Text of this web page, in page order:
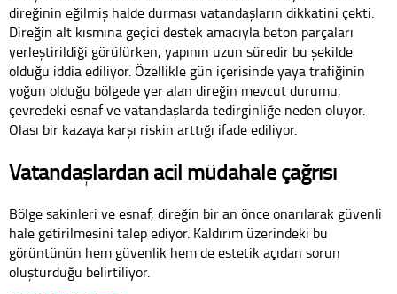
direğinin eğilmiş halde durması vatandaşların dikkatini çekti.
Direğin alt kısmına geçici destek amacıyla beton parçaları
yerleştirildiği görülürken, yapının uzun süredir bu şekilde
olduğu iddia ediliyor. Özellikle gün içerisinde yaya trafiğinin
yoğun olduğu bölgede yer alan direğin mevcut durumu,
çevredeki esnaf ve vatandaşlarda tedirginliğe neden oluyor.
Olası bir kazaya karşı riskin arttığı ifade ediliyor.
Vatandaşlardan acil müdahale çağrısı
Bölge sakinleri ve esnaf, direğin bir an önce onarılarak güvenli
hale getirilmesini talep ediyor. Kaldırım üzerindeki bu
görüntünün hem güvenlik hem de estetik açıdan sorun
oluşturduğu belirtiliyor.